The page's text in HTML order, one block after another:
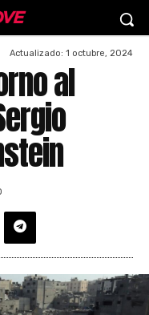
Actualizado: 1 octubre, 2024
al